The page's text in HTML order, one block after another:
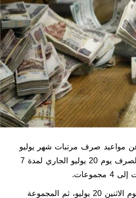
مواعيد صرف مرتبات شهر يوليو
للعاملين بالدولة، ليبدأ الصرف يوم 20 يوليو الجاري لمدة 7
وتبدأ المجموعة الأولى يوم الاثنين 20 يوليو، ثم المجموعة